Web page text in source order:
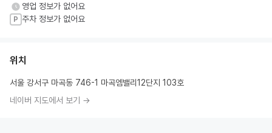
영업 정보가 없어요
P 주차 정보가 없어요
위치
서울 강서구 마곡동 746-1 마곡엠밸리12단지 103호
네이버 지도에서 보기 →